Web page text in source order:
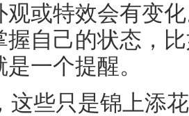
观或特效会有变
握自己的状态，
一个提醒。
这些只是锦上添